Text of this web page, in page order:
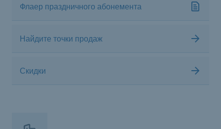
Флаер праздничного абонемента
Найдите точки продаж
Скидки